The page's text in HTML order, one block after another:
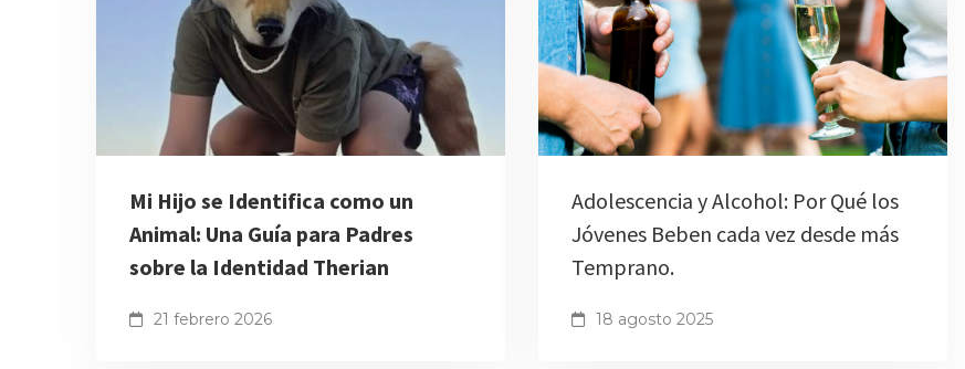
Mi Hijo se Identifica como un
Animal: Una Guía para Padres
sobre la Identidad Therian
21 febrero 2026
Adolescencia y Alcohol: Por Qué los
Jóvenes Beben cada vez desde más
Temprano.
18 agosto 2025